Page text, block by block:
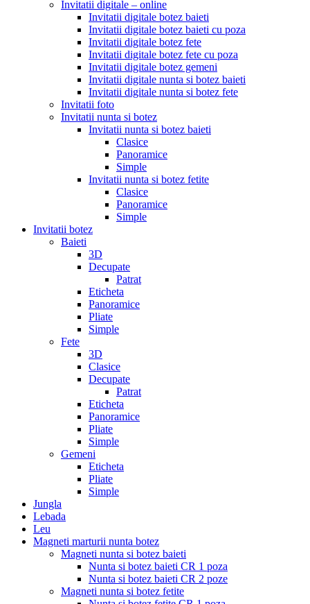
Invitatii digitale – online
Invitatii digitale botez baieti
Invitatii digitale botez baieti cu poza
Invitatii digitale botez fete
Invitatii digitale botez fete cu poza
Invitatii digitale botez gemeni
Invitatii digitale nunta si botez baieti
Invitatii digitale nunta si botez fete
Invitatii foto
Invitatii nunta si botez
Invitatii nunta si botez baieti
Clasice
Panoramice
Simple
Invitatii nunta si botez fetite
Clasice
Panoramice
Simple
Invitatii botez
Baieti
3D
Decupate
Patrat
Eticheta
Panoramice
Pliate
Simple
Fete
3D
Clasice
Decupate
Patrat
Eticheta
Panoramice
Pliate
Simple
Gemeni
Eticheta
Pliate
Simple
Jungla
Lebada
Leu
Magneti marturii nunta botez
Magneti nunta si botez baieti
Nunta si botez baieti CR 1 poza
Nunta si botez baieti CR 2 poze
Magneti nunta si botez fetite